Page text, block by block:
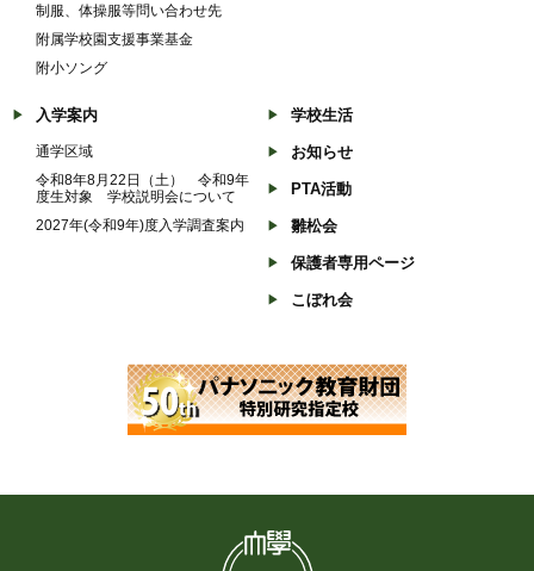
制服、体操服等問い合わせ先
附属学校園支援事業基金
附小ソング
入学案内
通学区域
令和8年8月22日（土） 令和9年
度生対象 学校説明会について
2027年(令和9年)度入学調査案内
学校生活
お知らせ
PTA活動
雛松会
保護者専用ページ
こぼれ会